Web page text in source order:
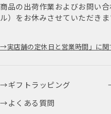
商品の出荷作業およびお問い
ル）をお休みさせていただきま
実店舗の定休日と営業時間」に
ギフトラッピング
よくある質問